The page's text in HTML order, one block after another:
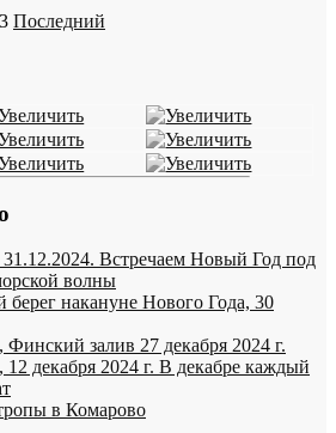
Последний
31.12.2024. Встречаем Новый Год под
волны
берег накануне Нового Года, 30
Финский залив 27 декабря 2024 г.
12 декабря 2024 г. В декабре каждый
в Комарово